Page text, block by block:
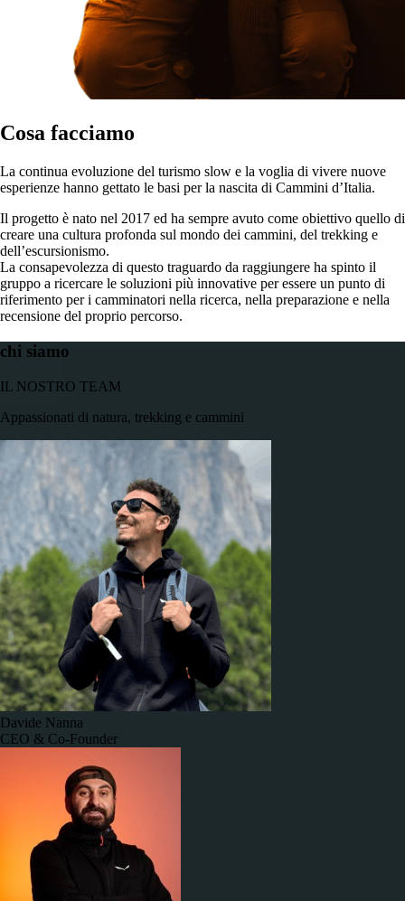
Cosa facciamo
La continua evoluzione del turismo slow e la voglia di vivere nuove
esperienze hanno gettato le basi per la nascita di Cammini d’Italia.
Il progetto è nato nel 2017 ed ha sempre avuto come obiettivo quello di
creare una cultura profonda sul mondo dei cammini, del trekking e
dell’escursionismo.
La consapevolezza di questo traguardo da raggiungere ha spinto il
gruppo a ricercare le soluzioni più innovative per essere un punto di
riferimento per i camminatori nella ricerca, nella preparazione e nella
recensione del proprio percorso.
chi siamo
IL NOSTRO TEAM
Appassionati di natura, trekking e cammini
Davide Nanna
CEO & Co-Founder